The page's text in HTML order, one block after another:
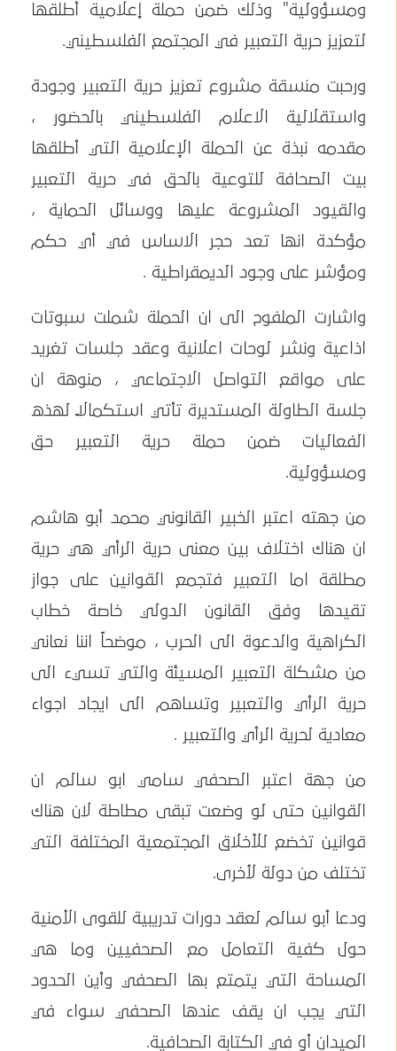
ومسؤولية" وذلك ضمن حملة إعلامية أطلقها
لتعزيز حرية التعبير في المجتمع الفلسطيني.
ورحبت منسقة مشروع تعزيز حرية التعبير وجودة
واستقلالية الاعلام الفلسطيني بالحضور ،
مقدمه نبذة عن الحملة الإعلامية التي أطلقها
بيت الصحافة للتوعية بالحق في حرية التعبير
والقيود المشروعة عليها ووسائل الحماية ،
مؤكدة انها تعد حجر الاساس في أي حكم
ومؤشر على وجود الديمقراطية .
واشارت الملفوح الى ان الحملة شملت سبوتات
اذاعية ونشر لوحات اعلانية وعقد جلسات تغريد
على مواقع التواصل الاجتماعي ، منوهة ان
جلسة الطاولة المستديرة تأتي استكمالاً لهذه
الفعاليات ضمن حملة حرية التعبير حق
ومسؤولية.
من جهته اعتبر الخبير القانوني محمد أبو هاشم
ان هناك اختلاف بين معنى حرية الرأي هي حرية
مطلقة اما التعبير فتجمع القوانين على جواز
تقيدها وفق القانون الدولي خاصة خطاب
الكراهية والدعوة الى الحرب ، موضحاً اننا نعاني
من مشكلة التعبير المسيئة والتي تسيء الى
حرية الرأي والتعبير وتساهم الى ايجاد اجواء
معادية لحرية الرأي والتعبير .
من جهة اعتبر الصحفي سامي ابو سالم ان
القوانين حتى لو وضعت تبقى مطاطة لان هناك
قوانين تخضع للأخلاق المجتمعية المختلفة التي
تختلف من دولة لأخرى.
ودعا أبو سالم لعقد دورات تدريبية للقوى الأمنية
حول كفية التعامل مع الصحفيين وما هي
المساحة التي يتمتع بها الصحفي وأين الحدود
التي يجب ان يقف عندها الصحفي سواء في
الميدان أو في الكتابة الصحافية.